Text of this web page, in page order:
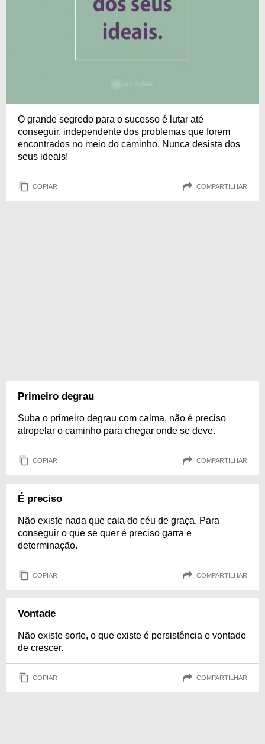
O grande segredo para o sucesso é lutar até
conseguir, independente dos problemas que forem
encontrados no meio do caminho. Nunca desista dos
seus ideais!
COPIAR COMPARTILHAR
Primeiro degrau
Suba o primeiro degrau com calma, não é preciso
atropelar o caminho para chegar onde se deve.
COPIAR COMPARTILHAR
É preciso
Não existe nada que caia do céu de graça. Para
conseguir o que se quer é preciso garra e
determinação.
COPIAR COMPARTILHAR
Vontade
Não existe sorte, o que existe é persistência e vontade
de crescer.
COPIAR COMPARTILHAR